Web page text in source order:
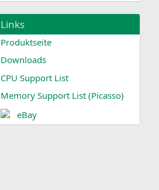
Links
Produktseite
Downloads
CPU Support List
Memory Support List (Picasso)
eBay